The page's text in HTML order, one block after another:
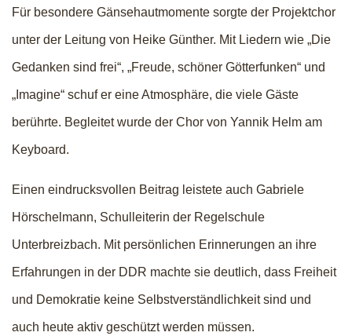
Für besondere Gänsehautmomente sorgte der Projektchor
unter der Leitung von Heike Günther. Mit Liedern wie „Die
Gedanken sind frei“, „Freude, schöner Götterfunken“ und
„Imagine“ schuf er eine Atmosphäre, die viele Gäste
berührte. Begleitet wurde der Chor von Yannik Helm am
Keyboard.
Einen eindrucksvollen Beitrag leistete auch Gabriele
Hörschelmann, Schulleiterin der Regelschule
Unterbreizbach. Mit persönlichen Erinnerungen an ihre
Erfahrungen in der DDR machte sie deutlich, dass Freiheit
und Demokratie keine Selbstverständlichkeit sind und
auch heute aktiv geschützt werden müssen.